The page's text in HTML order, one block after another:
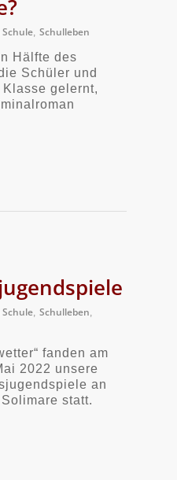
Schulleben
Hälfte des
Schüler und
gelernt,
Schulleben
fanden am
2022 unsere
an
statt.